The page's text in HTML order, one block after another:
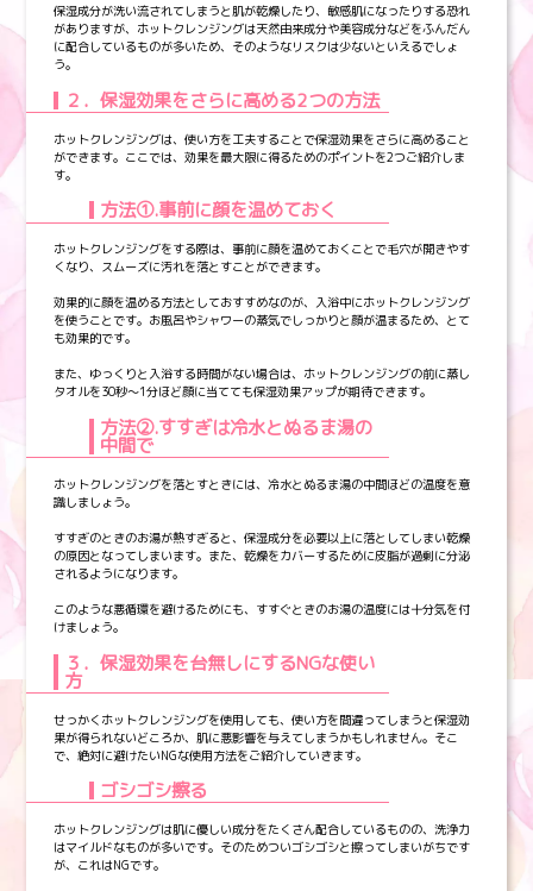
保湿成分が洗い流されてしまうと肌が乾燥したり、敏感肌になったりする恐れ
がありますが、ホットクレンジングは天然由来成分や美容成分などをふんだん
に配合しているものが多いため、そのようなリスクは少ないといえるでしょ
う。
２．保湿効果をさらに高める2つの方法
ホットクレンジングは、使い方を工夫することで保湿効果をさらに高めること
ができます。ここでは、効果を最大限に得るためのポイントを2つご紹介しま
す。
方法①.事前に顔を温めておく
ホットクレンジングをする際は、事前に顔を温めておくことで毛穴が開きやす
くなり、スムーズに汚れを落とすことができます。
効果的に顔を温める方法としておすすめなのが、入浴中にホットクレンジング
を使うことです。お風呂やシャワーの蒸気でしっかりと顔が温まるため、とて
も効果的です。
また、ゆっくりと入浴する時間がない場合は、ホットクレンジングの前に蒸し
タオルを30秒～1分ほど顔に当てても保湿効果アップが期待できます。
方法②.すすぎは冷水とぬるま湯の
中間で
ホットクレンジングを落とすときには、冷水とぬるま湯の中間ほどの温度を意
識しましょう。
すすぎのときのお湯が熱すぎると、保湿成分を必要以上に落としてしまい乾燥
の原因となってしまいます。また、乾燥をカバーするために皮脂が過剰に分泌
されるようになります。
このような悪循環を避けるためにも、すすぐときのお湯の温度には十分気を付
けましょう。
３．保湿効果を台無しにするNGな使い
方
せっかくホットクレンジングを使用しても、使い方を間違ってしまうと保湿効
果が得られないどころか、肌に悪影響を与えてしまうかもしれません。そこ
で、絶対に避けたいNGな使用方法をご紹介していきます。
ゴシゴシ擦る
ホットクレンジングは肌に優しい成分をたくさん配合しているものの、洗浄力
はマイルドなものが多いです。そのためついゴシゴシと擦ってしまいがちです
が、これはNGです。